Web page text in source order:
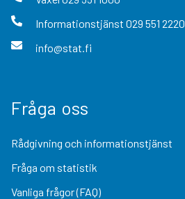
Informationstjänst 029 551 2220
info@stat.fi
Fråga oss
Rådgivning och informationstjänst
Fråga om statistik
Vanliga frågor (FAQ)